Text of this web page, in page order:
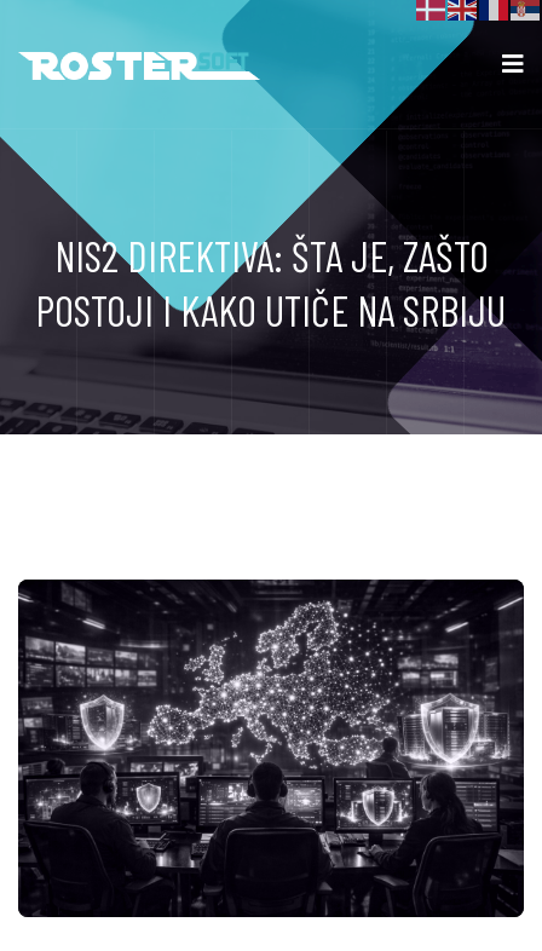
NIS2 DIREKTIVA: ŠTA JE, ZAŠTO
POSTOJI I KAKO UTIČE NA SRBIJU